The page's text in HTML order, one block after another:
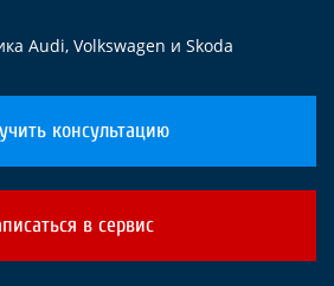
Audi, Volkswagen и Skoda
консультацию
в сервис